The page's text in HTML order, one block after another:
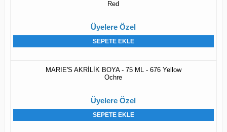
Red
Üyelere Özel
SEPETE EKLE
MARIE'S AKRİLİK BOYA - 75 ML - 676 Yellow
Ochre
Üyelere Özel
SEPETE EKLE